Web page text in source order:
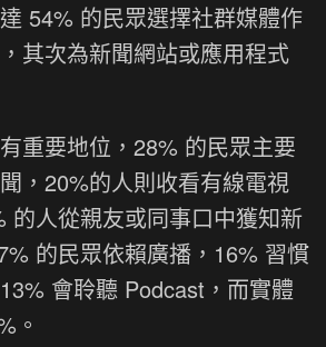
54% 的民眾選擇社群媒體作
其次為新聞網站或應用程式
重要地位，28% 的民眾主要
，20%的人則收看有線電視
的人從親友或同事口中獲知新
的民眾依賴廣播，16% 習慣
會聆聽 Podcast，而實體
。